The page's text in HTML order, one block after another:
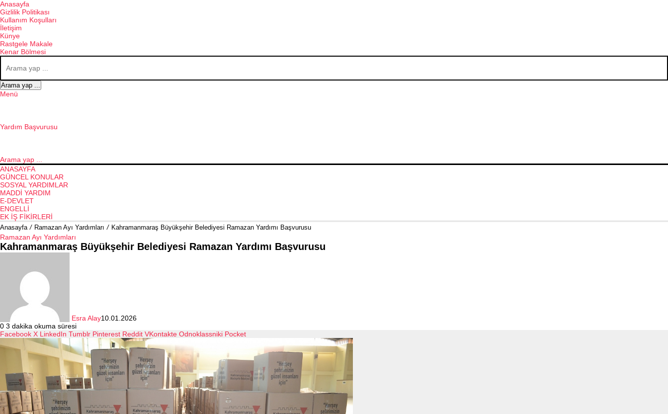
Anasayfa
Gizlilik Politikası
Kullanım Koşulları
İletişim
Künye
Rastgele Makale
Kenar Bölmesi
Arama yap ...
Menü
Yardım Başvurusu
Arama yap ...
ANASAYFA
GÜNCEL KONULAR
SOSYAL YARDIMLAR
MADDI YARDIM
E-DEVLET
ENGELLI
EK İŞ FIKIRLERI
Anasayfa / Ramazan Ayı Yardımları / Kahramanmaraş Büyükşehir Belediyesi Ramazan Yardımı Başvurusu
Ramazan Ayı Yardımları
Kahramanmaraş Büyükşehir Belediyesi Ramazan Yardımı Başvurusu
Esra Alay10.01.2026
0 3 dakika okuma süresi
Facebook X LinkedIn Tumblr Pinterest Reddit VKontakte Odnoklassniki Pocket